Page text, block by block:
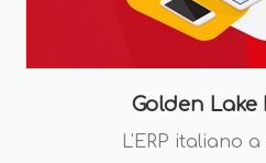
Golden
L'ERP italiano